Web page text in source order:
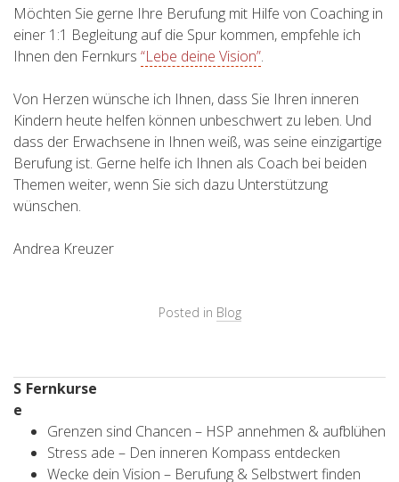
Möchten Sie gerne Ihre Berufung mit Hilfe von Coaching in
einer 1:1 Begleitung auf die Spur kommen, empfehle ich
Ihnen den Fernkurs “Lebe deine Vision”.
Von Herzen wünsche ich Ihnen, dass Sie Ihren inneren
Kindern heute helfen können unbeschwert zu leben. Und
dass der Erwachsene in Ihnen weiß, was seine einzigartige
Berufung ist. Gerne helfe ich Ihnen als Coach bei beiden
Themen weiter, wenn Sie sich dazu Unterstützung
wünschen.
Andrea Kreuzer
Posted in Blog
Fernkurse
Grenzen sind Chancen – HSP annehmen & aufblühen
Stress ade – Den inneren Kompass entdecken
Wecke dein Vision – Berufung & Selbstwert finden
S
e